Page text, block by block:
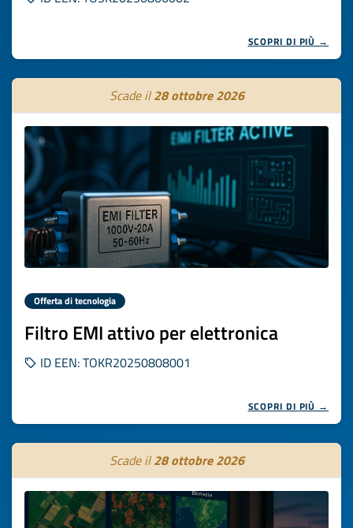
SCOPRI DI PIÙ →
Scade il28 ottobre 2026
Offerta di tecnologia
Filtro EMI attivo per elettronica
ID EEN: TOKR20250808001
SCOPRI DI PIÙ →
Scade il28 ottobre 2026